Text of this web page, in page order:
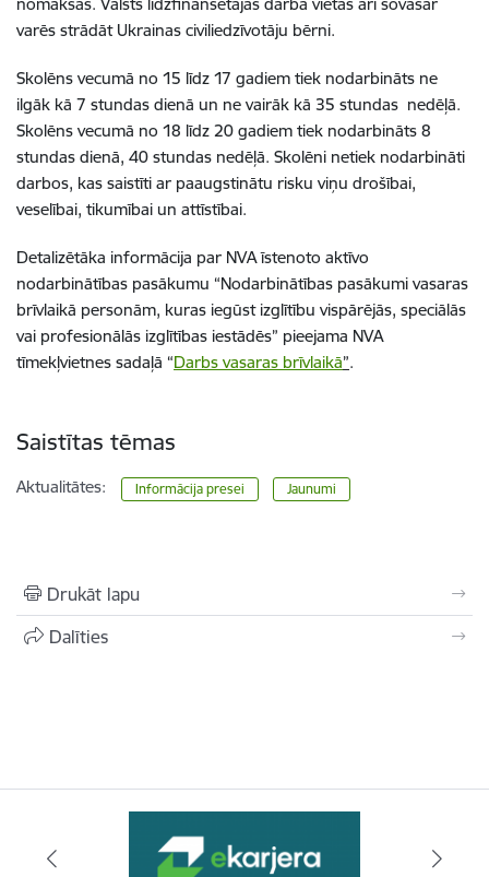
varēs strādāt Ukrainas civiliedzīvotāju bērni.
Skolēns vecumā no 15 līdz 17 gadiem tiek nodarbināts ne
ilgāk kā 7 stundas dienā un ne vairāk kā 35 stundas nedēļā.
Skolēns vecumā no 18 līdz 20 gadiem tiek nodarbināts 8
stundas dienā, 40 stundas nedēļā. Skolēni netiek nodarbināti
darbos, kas saistīti ar paaugstinātu risku viņu drošībai,
veselībai, tikumībai un attīstībai.
Detalizētāka informācija par NVA īstenoto aktīvo
nodarbinātības pasākumu “Nodarbinātības pasākumi vasaras
brīvlaikā personām, kuras iegūst izglītību vispārējās, speciālās
vai profesionālās izglītības iestādēs” pieejama NVA
tīmekļvietnes sadaļā “Darbs vasaras brīvlaikā”.
Saistītas tēmas
Aktualitātes: Informācija presei Jaunumi
Drukāt lapu
Dalīties